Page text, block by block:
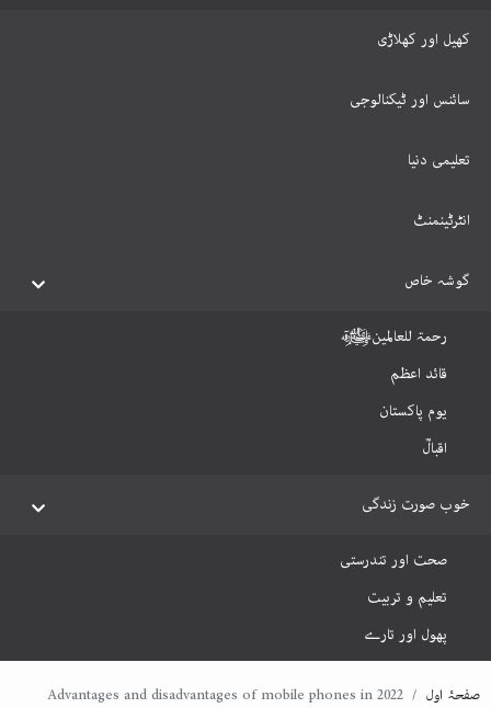
کھیل اور کھلاڑی
سائنس اور ٹیکنالوجی
تعلیمی دنیا
انٹرٹینمنٹ
گوشہ خاص
رحمۃ للعالمینﷺ
قائد اعظم
یوم پاکستان
اقبالؒ
خوب صورت زندگی
صحت اور تندرستی
تعلیم و تربیت
پھول اور تارے
صفحۂ اول Advantages and disadvantages of mobile phones in 2022